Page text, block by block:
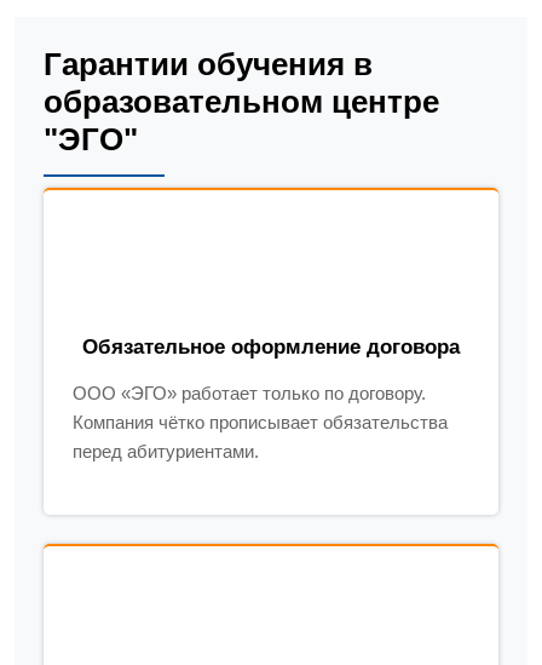
Гарантии обучения в
образовательном центре
"ЭГО"
Обязательное оформление договора
ООО «ЭГО» работает только по договору.
Компания чётко прописывает обязательства
перед абитуриентами.